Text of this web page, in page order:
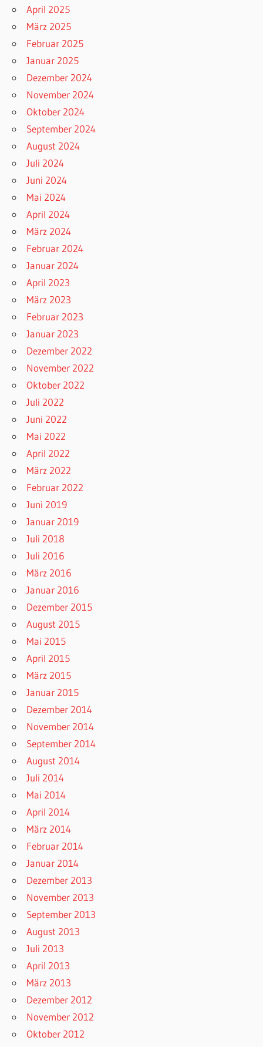
April 2025
März 2025
Februar 2025
Januar 2025
Dezember 2024
November 2024
Oktober 2024
September 2024
August 2024
Juli 2024
Juni 2024
Mai 2024
April 2024
März 2024
Februar 2024
Januar 2024
April 2023
März 2023
Februar 2023
Januar 2023
Dezember 2022
November 2022
Oktober 2022
Juli 2022
Juni 2022
Mai 2022
April 2022
März 2022
Februar 2022
Juni 2019
Januar 2019
Juli 2018
Juli 2016
März 2016
Januar 2016
Dezember 2015
August 2015
Mai 2015
April 2015
März 2015
Januar 2015
Dezember 2014
November 2014
September 2014
August 2014
Juli 2014
Mai 2014
April 2014
März 2014
Februar 2014
Januar 2014
Dezember 2013
November 2013
September 2013
August 2013
Juli 2013
April 2013
März 2013
Dezember 2012
November 2012
Oktober 2012